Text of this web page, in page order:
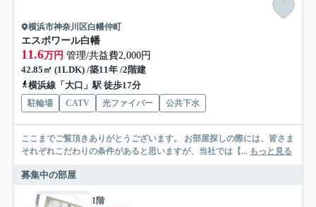
横浜市神奈川区白幡仲町
エスポワール白幡
11.6万円 管理/共益費2,000円
42.85㎡ (1LDK) /築11年 /2階建
横浜線「大口」駅 徒歩17分
駐輪場 CATV 光ファイバー 公共下水
ここまでご覧頂きありがとうございます。 お部屋探しの際には、皆さま
それぞれこだわりの条件があると思いますが、当社では【... もっと見る
募集中の部屋
1階